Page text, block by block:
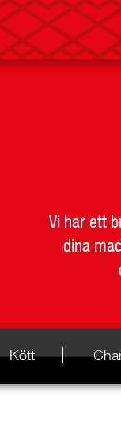
Vi har ett
dina
Kött